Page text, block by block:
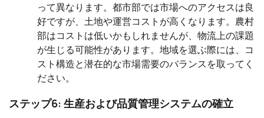
って異なります。都市部では市場へのアクセスは良
好ですが、土地や運営コストが高くなります。農村
部はコストは低いかもしれませんが、物流上の課題
が生じる可能性があります。地域を選ぶ際には、コ
スト構造と潜在的な市場需要のバランスを取ってく
ださい。
ステップ6: 生産および品質管理システムの確立